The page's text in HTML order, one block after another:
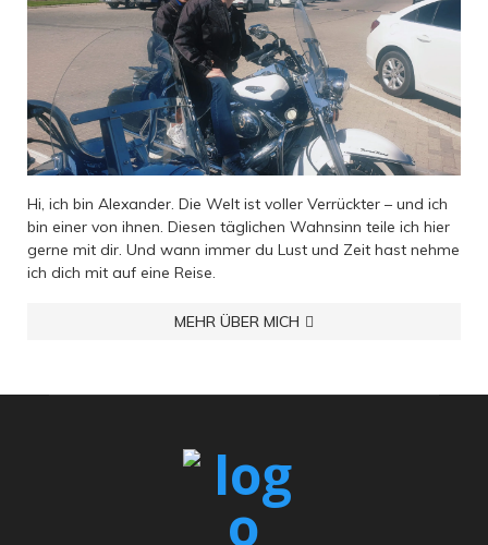
Hi, ich bin Alexander. Die Welt ist voller Verrückter – und ich
bin einer von ihnen. Diesen täglichen Wahnsinn teile ich hier
gerne mit dir. Und wann immer du Lust und Zeit hast nehme
ich dich mit auf eine Reise.
MEHR ÜBER MICH